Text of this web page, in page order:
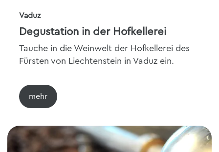
Vaduz
Degustation in der Hofkellerei
Tauche in die Weinwelt der Hofkellerei des
Fürsten von Liechtenstein in Vaduz ein.